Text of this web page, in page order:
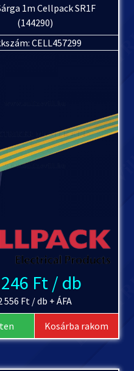
1m Cellpack SR1F
(144290)
CELL457299
Ft / db
556 Ft / db + ÁFA
Kosárba rakom